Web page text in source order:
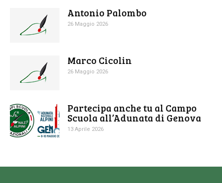
Antonio Palombo
26 Maggio 2026
Marco Cicolin
26 Maggio 2026
Partecipa anche tu al Campo
Scuola all’Adunata di Genova
13 Aprile 2026